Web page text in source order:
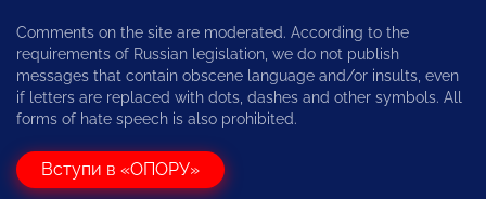
Comments on the site are moderated. According to the
requirements of Russian legislation, we do not publish
messages that contain obscene language and/or insults, even
if letters are replaced with dots, dashes and other symbols. All
forms of hate speech is also prohibited.
Вступи в «ОПОРУ»